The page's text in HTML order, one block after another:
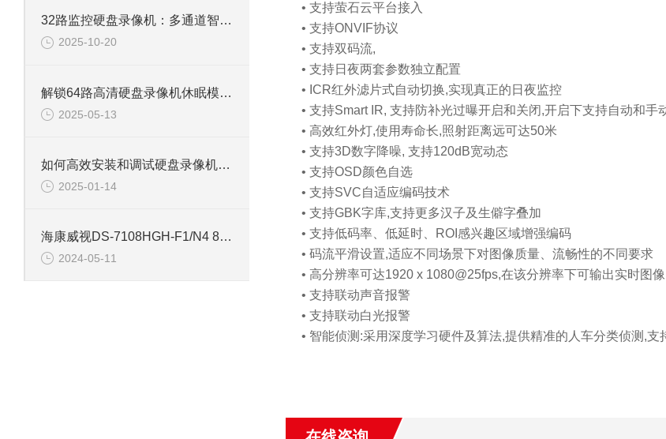
32路监控硬盘录像机：多通道智能监控，构筑全域安全防线
2025-10-20
解锁64路高清硬盘录像机休眠模式的多重优势
2025-05-13
如何高效安装和调试硬盘录像机：专业教程
2025-01-14
海康威视DS-7108HGH-F1/N4 8路单盘位同轴硬盘录像机
2024-05-11
• 支持萤石云平台接入
• 支持ONVIF协议
• 支持双码流,
• 支持日夜两套参数独立配置
• ICR红外滤片式自动切换,实现真正的日夜监控
• 支持Smart IR, 支持防补光过曝开启和关闭,开启下支持自动和
• 高效红外灯,使用寿命长,照射距离远可达50米
• 支持3D数字降噪, 支持120dB宽动态
• 支持OSD颜色自选
• 支持SVC自适应编码技术
• 支持GBK字库,支持更多汉子及生僻字叠加
• 支持低码率、低延时、ROI感兴趣区域增强编码
• 码流平滑设置,适应不同场景下对图像质量、流畅性的不同要求
• 高分辨率可达1920 x 1080@25fps,在该分辨率下可输出实时图像
• 支持联动声音报警
• 支持联动白光报警
• 智能侦测:采用深度学习硬件及算法,提供精准的人车分类侦测,